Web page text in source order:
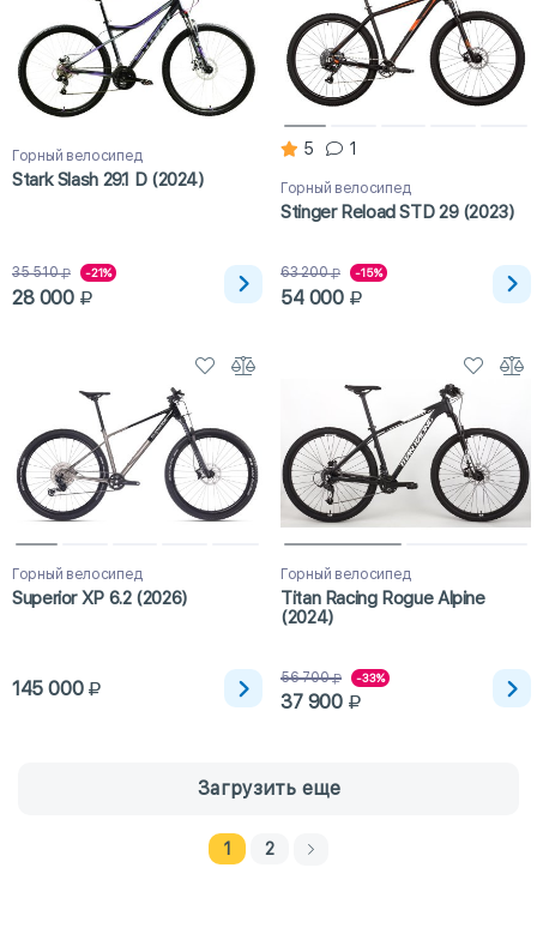
Горный велосипед
Stark Slash 29.1 D (2024)
35 510 -21%
28 000
5 1
Горный велосипед
Stinger Reload STD 29 (2023)
63 200 -15%
54 000
Горный велосипед
Superior XP 6.2 (2026)
145 000
Горный велосипед
Titan Racing Rogue Alpine
(2024)
56 700 -33%
37 900
Загрузить еще
1 2